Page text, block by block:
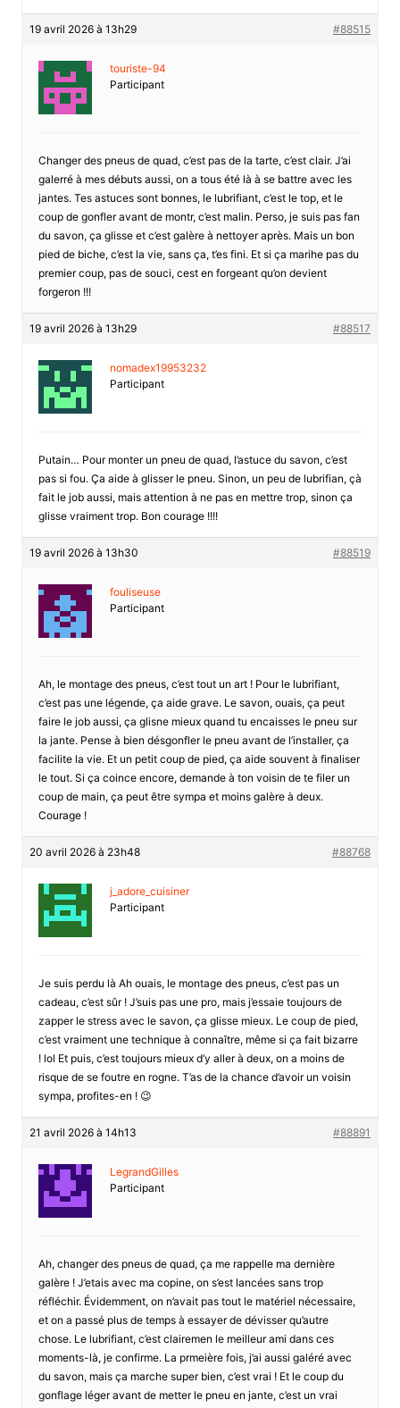
19 avril 2026 à 13h29 #88515
touriste-94
Participant
Changer des pneus de quad, c’est pas de la tarte, c’est clair. J’ai
galerré à mes débuts aussi, on a tous été là à se battre avec les
jantes. Tes astuces sont bonnes, le lubrifiant, c’est le top, et le
coup de gonfler avant de montr, c’est malin. Perso, je suis pas fan
du savon, ça glisse et c’est galère à nettoyer après. Mais un bon
pied de biche, c’est la vie, sans ça, t’es fini. Et si ça marihe pas du
premier coup, pas de souci, cest en forgeant qu’on devient
forgeron !!!
19 avril 2026 à 13h29 #88517
nomadex19953232
Participant
Putain… Pour monter un pneu de quad, l’astuce du savon, c’est
pas si fou. Ça aide à glisser le pneu. Sinon, un peu de lubrifian, çà
fait le job aussi, mais attention à ne pas en mettre trop, sinon ça
glisse vraiment trop. Bon courage !!!!
19 avril 2026 à 13h30 #88519
fouliseuse
Participant
Ah, le montage des pneus, c’est tout un art ! Pour le lubrifiant,
c’est pas une légende, ça aide grave. Le savon, ouais, ça peut
faire le job aussi, ça glisne mieux quand tu encaisses le pneu sur
la jante. Pense à bien désgonfler le pneu avant de l’installer, ça
facilite la vie. Et un petit coup de pied, ça aide souvent à finaliser
le tout. Si ça coince encore, demande à ton voisin de te filer un
coup de main, ça peut être sympa et moins galère à deux.
Courage !
20 avril 2026 à 23h48 #88768
j_adore_cuisiner
Participant
Je suis perdu là Ah ouais, le montage des pneus, c’est pas un
cadeau, c’est sûr ! J’suis pas une pro, mais j’essaie toujours de
zapper le stress avec le savon, ça glisse mieux. Le coup de pied,
c’est vraiment une technique à connaître, même si ça fait bizarre
! lol Et puis, c’est toujours mieux d’y aller à deux, on a moins de
risque de se foutre en rogne. T’as de la chance d’avoir un voisin
sympa, profites-en ! 😉
21 avril 2026 à 14h13 #88891
LegrandGilles
Participant
Ah, changer des pneus de quad, ça me rappelle ma dernière
galère ! J’etais avec ma copine, on s’est lancées sans trop
réfléchir. Évidemment, on n’avait pas tout le matériel nécessaire,
et on a passé plus de temps à essayer de dévisser qu’autre
chose. Le lubrifiant, c’est clairemen le meilleur ami dans ces
moments-là, je confirme. La prmeière fois, j’ai aussi galéré avec
du savon, mais ça marche super bien, c’est vrai ! Et le coup du
gonflage léger avant de metter le pneu en jante, c’est un vrai